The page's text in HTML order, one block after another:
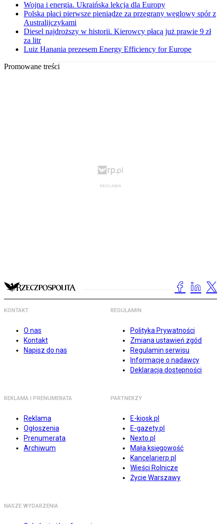
Wojna i energia. Ukraińska lekcja dla Europy
Polska płaci pierwsze pieniądze za przegrany węglowy spór z
Australijczykami
Diesel najdroższy w historii. Kierowcy płacą już prawie 9 zł
za litr
Luiz Hanania prezesem Energy Efficiency for Europe
Promowane treści
KONTAKT
O nas
Kontakt
Napisz do nas
REGULAMIN
Polityka Prywatności
Zmiana ustawień zgód
Regulamin serwisu
Informacje o nadawcy
Deklaracja dostępności
REKLAMA I PRENUMERATA
Reklama
Ogłoszenia
Prenumerata
Archiwum
PARTNERZY
E-kiosk.pl
E-gazety.pl
Nexto.pl
Mała księgowość
Kancelarierp.pl
Wieści Rolnicze
Życie Warszawy
NASZE WYDARZENIA